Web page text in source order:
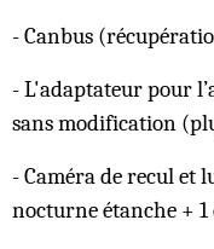
- Canbus
- L'adaptateur pour
sans modification
- Caméra de recul et
nocturne étanche + 1